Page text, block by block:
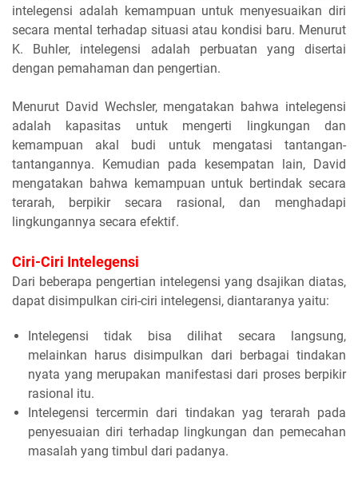
intelegensi adalah kemampuan untuk menyesuaikan diri
secara mental terhadap situasi atau kondisi baru. Menurut
K. Buhler, intelegensi adalah perbuatan yang disertai
dengan pemahaman dan pengertian.
Menurut David Wechsler, mengatakan bahwa intelegensi
adalah kapasitas untuk mengerti lingkungan dan
kemampuan akal budi untuk mengatasi tantangan-
tantangannya. Kemudian pada kesempatan lain, David
mengatakan bahwa kemampuan untuk bertindak secara
terarah, berpikir secara rasional, dan menghadapi
lingkungannya secara efektif.
Ciri-Ciri Intelegensi
Dari beberapa pengertian intelegensi yang dsajikan diatas,
dapat disimpulkan ciri-ciri intelegensi, diantaranya yaitu:
Intelegensi tidak bisa dilihat secara langsung,
melainkan harus disimpulkan dari berbagai tindakan
nyata yang merupakan manifestasi dari proses berpikir
rasional itu.
Intelegensi tercermin dari tindakan yag terarah pada
penyesuaian diri terhadap lingkungan dan pemecahan
masalah yang timbul dari padanya.